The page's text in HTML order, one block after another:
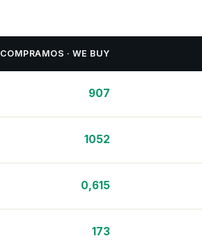
COMPRAMOS · WE BUY
907
1052
0,615
173